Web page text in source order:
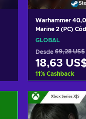
Warhammer
Marine 2 (PC)
GLOBAL
GLOBAL
Desde 69,28 US$
18,63
11% Cashback
Añadir al
Ver